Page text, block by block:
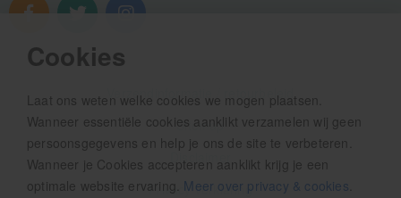
Cookies
Laat ons weten welke cookies we mogen plaatsen.
Wanneer essentiële cookies aanklikt verzamelen wij geen
persoonsgegevens en help je ons de site te verbeteren.
Wanneer je Cookies accepteren aanklikt krijg je een
optimale website ervaring. Meer over privacy & cookies
Verzendinformatie / retourbeleid
Sitemap
Privacy verklaring